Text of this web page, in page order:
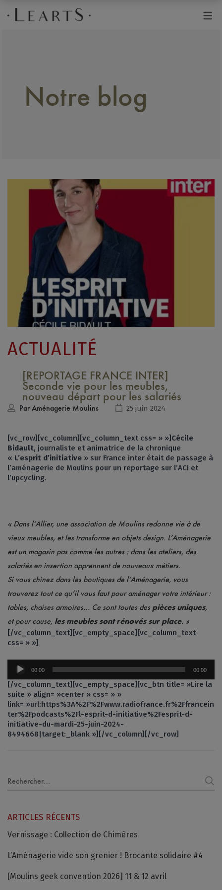
Avant de continuer, contrôlez l'utilisation de vos données
Notre blog
ACTUALITÉ
[REPORTAGE FRANCE INTER]
Seconde vie pour les meubles,
nouveau départ pour les salariés
Par Aménagerie Moulins 25 juin 2024
[vc_row][vc_column][vc_column_text css= » »] Cécile
Bidault, journaliste et animatrice de la chronique
« L’esprit d’initiative » sur France inter était de passage à
l’aménagerie de Moulins pour un reportage sur l’ACI et
l’upcycling.
« Dans l’Allier, une association de Moulins redonne vie à de
vieux meubles, et les transforme en objets design. L’Aménagerie
est un magasin pas comme les autres : dans les ateliers, des
salariés en insertion apprennent de nouveaux métiers.
Si vous chinez dans les boutiques de l’Aménagerie, vous
trouverez tout ce qu’il vous faut pour aménager votre intérieur :
tables, chaises armoires… Ce sont toutes des pièces uniques,
et pour cause, les meubles sont rénovés sur place. »
[/vc_column_text][vc_empty_space][vc_column_text
css= » »]
Lecteur
audio
00:00 00:00
[/vc_column_text][vc_empty_space][vc_btn title= »Lire la
suite » align= »center » css= » »
link= »url:https%3A%2F%2Fwww.radiofrance.fr%2Ffrancein
ter%2Fpodcasts%2Fl-esprit-d-initiative%2Fesprit-d-
initiative-du-mardi-25-juin-2024-
8494668|target:_blank »][/vc_column][/vc_row]
Recherche
pour :
ARTICLES RÉCENTS
Vernissage : Collection de Chimères
L’Aménagerie vide son grenier ! Brocante solidaire #4
[Moulins geek convention 2026] 11 & 12 avril